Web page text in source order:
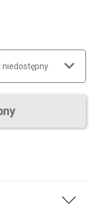
niedostępny